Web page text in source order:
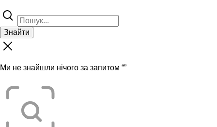
Знайти
Ми не знайшли нічого за запитом “”